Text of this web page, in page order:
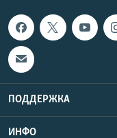
ПОДДЕРЖКА
ИНФО